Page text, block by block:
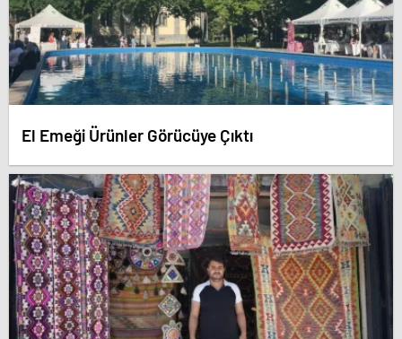
El Emeği Ürünler Görücüye Çıktı